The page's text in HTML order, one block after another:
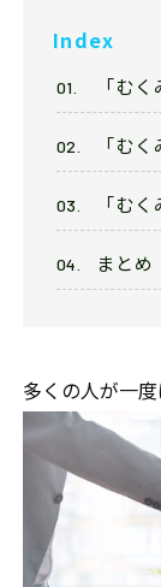
Our Sns
Index
「む
「む
「む
まとめ
多くの人が一